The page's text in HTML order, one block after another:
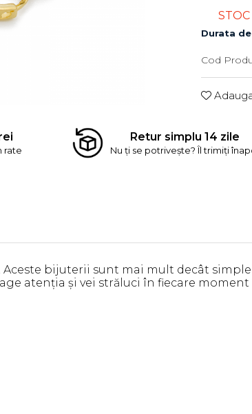
Durata
Cod
rate
Retur simplu 14 zile
Nu ți se potrivește? Îl trimiți
bijuterii sunt mai mult decât
atenția și vei străluci în fiecare